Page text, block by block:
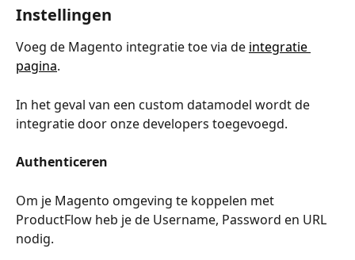
Instellingen
Voeg de Magento integratie toe via de integratie
pagina.
In het geval van een custom datamodel wordt de
integratie door onze developers toegevoegd.
Authenticeren
Om je Magento omgeving te koppelen met
ProductFlow heb je de Username, Password en URL
nodig.